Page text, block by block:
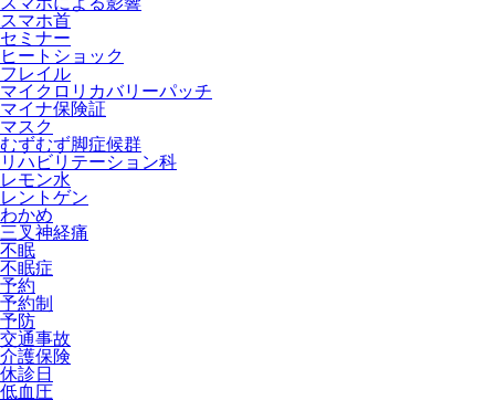
スマホ首
セミナー
ヒートショック
フレイル
マイクロリカバリーパッチ
マイナ保険証
マスク
むずむず脚症候群
リハビリテーション科
レモン水
レントゲン
わかめ
三叉神経痛
不眠
不眠症
予約
予約制
予防
交通事故
介護保険
休診日
低血圧